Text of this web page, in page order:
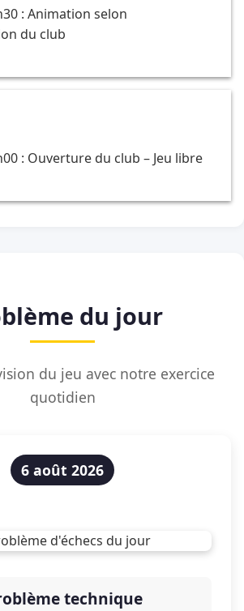
: Animation selon
du club
: Ouverture du club – Jeu libre
du jour
du jeu avec notre exercice
quotidien
6 août 2026
technique